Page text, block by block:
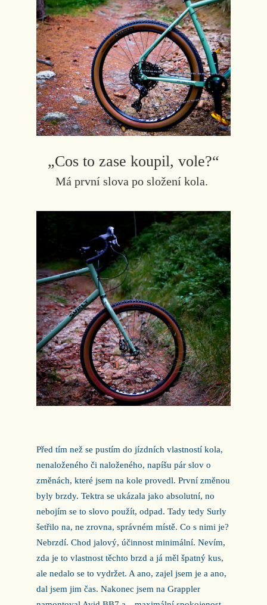
„Cos to zase koupil, vole?“
Má první slova po složení kola.
Před tím než se pustím do jízdních vlastností kola,
nenaloženého či naloženého, napíšu pár slov o
změnách, které jsem na kole provedl. První změnou
byly brzdy. Tektra se ukázala jako absolutní, no
nebojím se to slovo použít, odpad. Tady tedy Surly
šetřilo na, ne zrovna, správném místě. Co s nimi je?
Nebrzdí. Chod jalový, účinnost minimální. Nevím,
zda je to vlastnost těchto brzd a já měl špatný kus,
ale nedalo se to vydržet. A ano, zajel jsem je a ano,
dal jsem jim čas. Nakonec jsem na Grappler